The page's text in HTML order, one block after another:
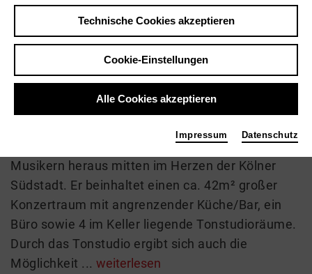
Die Adresse Severinskloster zeigt: Der Musiker-
betriebene Salon de Jazz ist inmitten des Kölner
Severinsviertel zu Hause. Das Programm im 42
qm kleinen Konzertraum ist stilistisch divers:
rockiges hat dort ebenso Platz wie freie
Jahre 2008 aus einer Wohngemeinschaft von
Musikern heraus mitten im Herzen der Kölner
Südstadt. Er beinhaltet einen ca. 42m² großer
Konzertraum mit angrenzender Küche/Bar, ein
Büro sowie 4 im Keller liegende Tonstudioräume.
Durch das Tonstudio ergibt sich auch die
Möglichkeit ... weiterlesen
Technische Cookies akzeptieren
Cookie-Einstellungen
Alle Cookies akzeptieren
Impressum Datenschutz